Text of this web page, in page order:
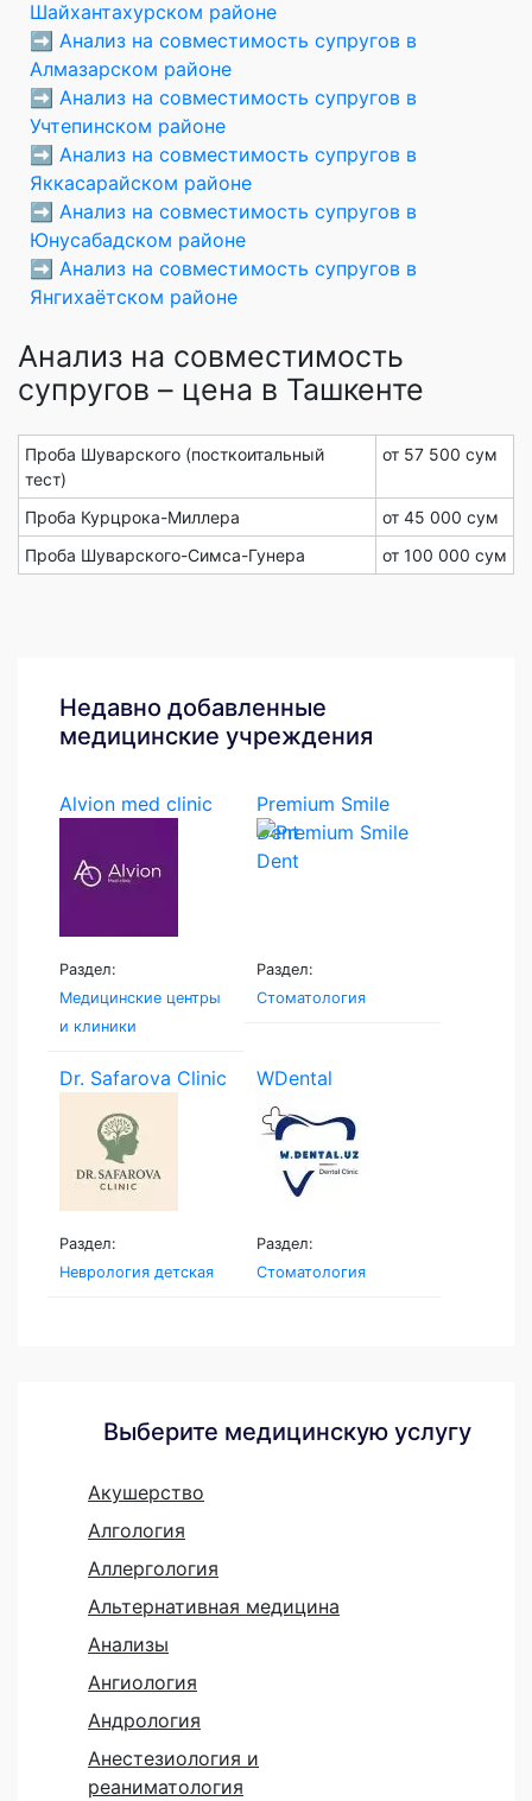
Шайхантахурском районе
➡️ Анализ на совместимость супругов в
Алмазарском районе
➡️ Анализ на совместимость супругов в
Учтепинском районе
➡️ Анализ на совместимость супругов в
Яккасарайском районе
➡️ Анализ на совместимость супругов в
Юнусабадском районе
➡️ Анализ на совместимость супругов в
Янгихаётском районе
Анализ на совместимость
супругов – цена в Ташкенте
Проба Шуварского (посткоитальный
тест)
от 57 500 сум
Проба Курцрока-Миллера
от 45 000 сум
Проба Шуварского-Симса-Гунера
от 100 000 сум
Недавно добавленные
медицинские учреждения
Alvion med clinic
Раздел:
Медицинские центры
и клиники
Premium Smile
Dent
Раздел:
Стоматология
Dr. Safarova Clinic
Раздел:
Неврология детская
WDental
Раздел:
Стоматология
Выберите медицинскую услугу
Акушерство
Алгология
Аллергология
Альтернативная медицина
Анализы
Ангиология
Андрология
Анестезиология и
реаниматология